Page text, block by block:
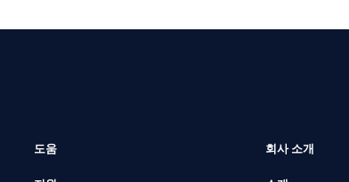
도움 회사 소개